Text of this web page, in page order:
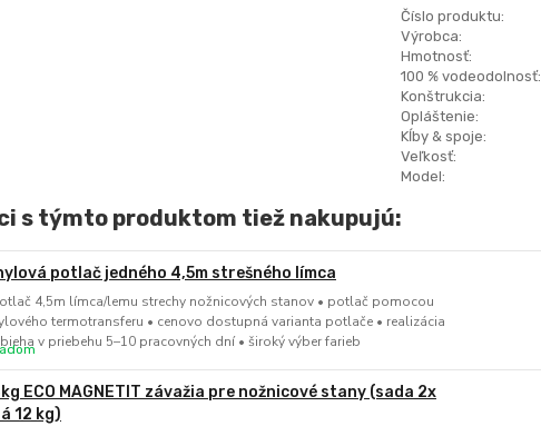
Číslo produktu:
Výrobca:
Hmotnosť:
100 % vodeodolnosť:
Konštrukcia:
Opláštenie:
Kĺby & spoje:
Veľkosť:
Model:
s týmto produktom tiež nakupujú:
potlač jedného 4,5m strešného límca
4,5m límca/lemu strechy nožnicových stanov • potlač pomocou
termotransferu • cenovo dostupná varianta potlače • realizácia
v priebehu 5–10 pracovných dní • široký výber farieb
ECO MAGNETIT závažia pre nožnicové stany (sada 2x
12 kg)